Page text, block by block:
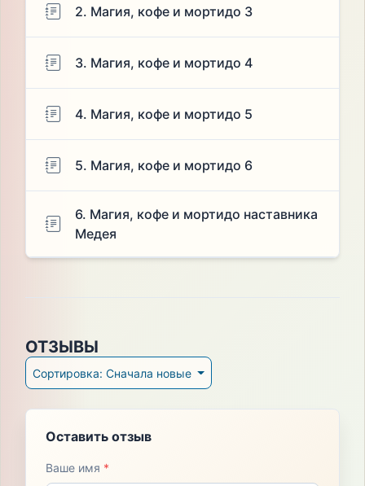
2. Магия, кофе и мортидо 3
3. Магия, кофе и мортидо 4
4. Магия, кофе и мортидо 5
5. Магия, кофе и мортидо 6
6. Магия, кофе и мортидо наставника
Медея
ОТЗЫВЫ
Сортировка: Сначала новые
Оставить отзыв
Ваше имя *